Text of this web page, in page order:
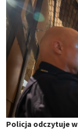
Policja odczytuje